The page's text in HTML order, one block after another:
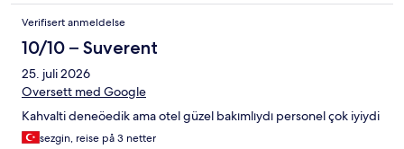
Verifisert anmeldelse
10/10 – Suverent
25. juli 2026
Oversett med Google
Kahvalti deneöedik ama otel güzel bakımlıydı personel çok iyiydi
sezgin, reise på 3 netter